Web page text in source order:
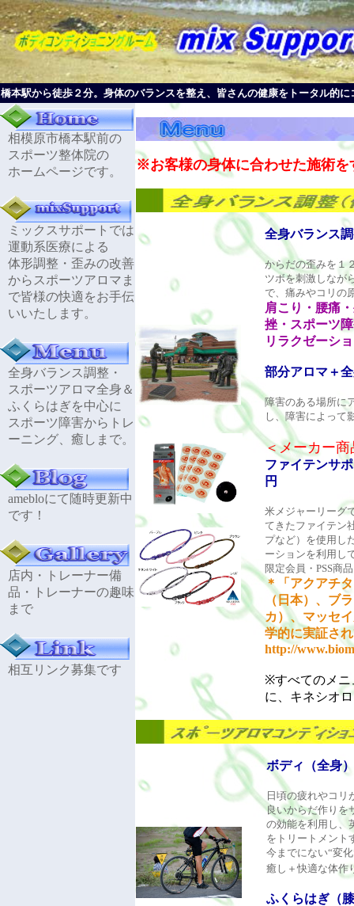
橋本駅から徒歩２分。身体のバランスを整え、皆さんの健康をトータル的
相模原市橋本駅前の
スポーツ整体院の
ホームページです。
ミックスサポートでは
運動系医療による
体形調整・歪みの改善
からスポーツアロマま
で皆様の快適をお手伝
いいたします。
全身バランス調整・
スポーツアロマ全身＆
ふくらはぎを中心に
スポーツ障害からトレ
ーニング、癒しまで。
amebloにて随時更新中
です！
店内・トレーナー備
品・トレーナーの趣味
まで
相互リンク募集です
※お客様の身体に合わせた施術を
全身バランス
からだの歪みを１
ツボを刺激しなが
で、痛みやコリの
肩こり・腰痛
挫・スポーツ
リラクゼーシ
部分アロマ＋
障害のある場所に
し、障害によって
＜メーカー
ファイテンサ
円
米メジャーリーグ
てきたファイテン
プなど）を使用し
ーションを利用し
限定会員・PSS商
＊「アクアチ
（日本）、ブ
カ）、マッセ
学的に実証さ
http://
※すべてのメニ
に、キネシオ
ボディ（全身
日頃の疲れやコリ
良いからだ作りを
の効能を利用し、
をトリートメント
今までにない“変
癒し＋快適な体作
ふくらはぎ（